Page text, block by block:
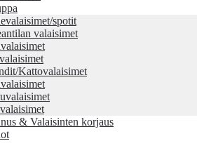
spotit
valaisimet
Kattovalaisimet
& Valaisinten korjaus